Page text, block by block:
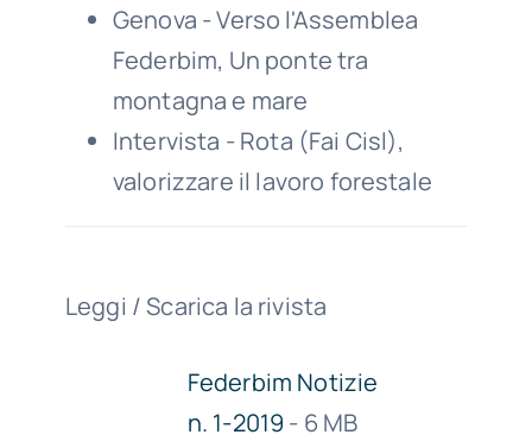
Genova - Verso l'Assemblea
Federbim, Un ponte tra
montagna e mare
Intervista - Rota (Fai Cisl),
valorizzare il lavoro forestale
Leggi / Scarica la rivista
Federbim Notizie
n. 1-2019 - 6 MB